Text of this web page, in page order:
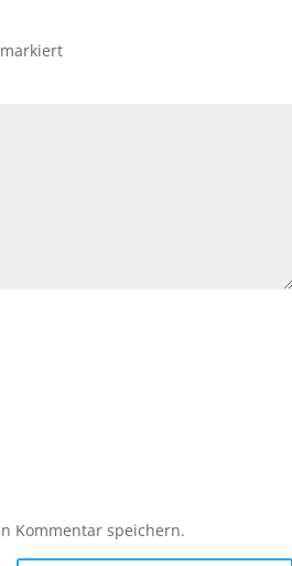
markiert
Kommentar speichern.